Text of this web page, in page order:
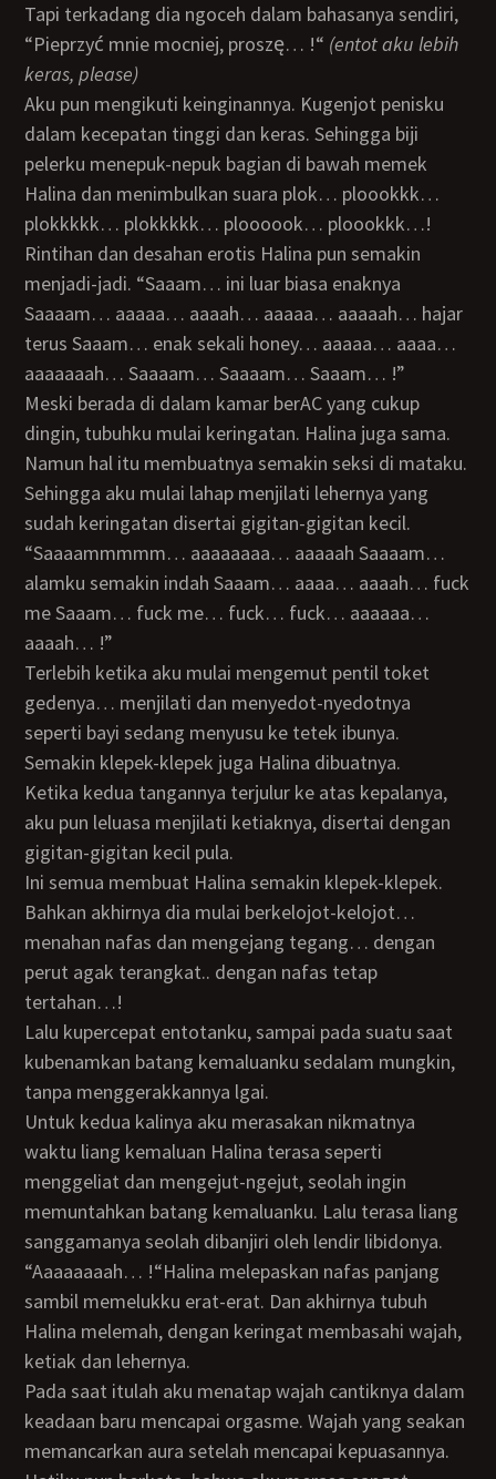
Tapi terkadang dia ngoceh dalam bahasanya sendiri,
“Pieprzyć mnie mocniej, proszę… !“ (entot aku lebih
keras, please)
Aku pun mengikuti keinginannya. Kugenjot penisku
dalam kecepatan tinggi dan keras. Sehingga biji
pelerku menepuk-nepuk bagian di bawah memek
Halina dan menimbulkan suara plok… ploookkk…
plokkkkk… plokkkkk… ploooook… ploookkk…!
Rintihan dan desahan erotis Halina pun semakin
menjadi-jadi. “Saaam… ini luar biasa enaknya
Saaaam… aaaaa… aaaah… aaaaa… aaaaah… hajar
terus Saaam… enak sekali honey… aaaaa… aaaa…
aaaaaaah… Saaaam… Saaaam… Saaam… !”
Meski berada di dalam kamar berAC yang cukup
dingin, tubuhku mulai keringatan. Halina juga sama.
Namun hal itu membuatnya semakin seksi di mataku.
Sehingga aku mulai lahap menjilati lehernya yang
sudah keringatan disertai gigitan-gigitan kecil.
“Saaaammmmm… aaaaaaaa… aaaaah Saaaam…
alamku semakin indah Saaam… aaaa… aaaah… fuck
me Saaam… fuck me… fuck… fuck… aaaaaa…
aaaah… !”
Terlebih ketika aku mulai mengemut pentil toket
gedenya… menjilati dan menyedot-nyedotnya
seperti bayi sedang menyusu ke tetek ibunya.
Semakin klepek-klepek juga Halina dibuatnya.
Ketika kedua tangannya terjulur ke atas kepalanya,
aku pun leluasa menjilati ketiaknya, disertai dengan
gigitan-gigitan kecil pula.
Ini semua membuat Halina semakin klepek-klepek.
Bahkan akhirnya dia mulai berkelojot-kelojot…
menahan nafas dan mengejang tegang… dengan
perut agak terangkat.. dengan nafas tetap
tertahan…!
Lalu kupercepat entotanku, sampai pada suatu saat
kubenamkan batang kemaluanku sedalam mungkin,
tanpa menggerakkannya lgai.
Untuk kedua kalinya aku merasakan nikmatnya
waktu liang kemaluan Halina terasa seperti
menggeliat dan mengejut-ngejut, seolah ingin
memuntahkan batang kemaluanku. Lalu terasa liang
sanggamanya seolah dibanjiri oleh lendir libidonya.
“Aaaaaaaah… !“Halina melepaskan nafas panjang
sambil memelukku erat-erat. Dan akhirnya tubuh
Halina melemah, dengan keringat membasahi wajah,
ketiak dan lehernya.
Pada saat itulah aku menatap wajah cantiknya dalam
keadaan baru mencapai orgasme. Wajah yang seakan
memancarkan aura setelah mencapai kepuasannya.